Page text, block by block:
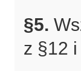
§5.
z §12